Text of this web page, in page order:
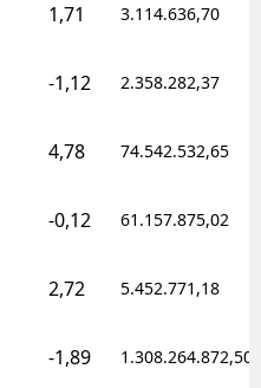
1,71 3.114.636,70
-1,12 2.358.282,37
4,78 74.542.532,65
-0,12 61.157.875,02
2,72 5.452.771,18
-1,89 1.308.264.872,50